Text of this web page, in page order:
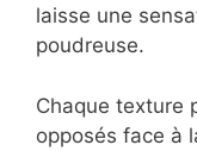
laisse une
poudreuse.
Chaque texture
opposés face à